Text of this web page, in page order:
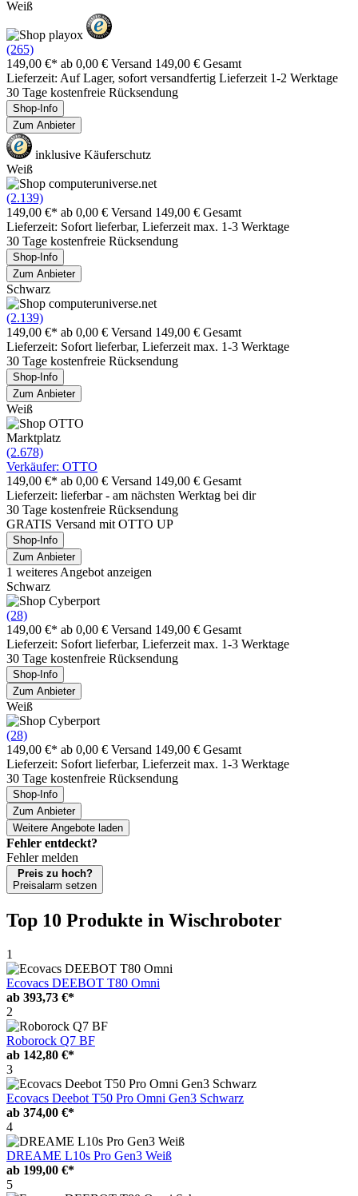
Weiß
(265)
149,00 €* ab 0,00 € Versand 149,00 € Gesamt
Lieferzeit: Auf Lager, sofort versandfertig Lieferzeit 1-2 Werktage
30 Tage kostenfreie Rücksendung
Shop-Info
Zum Anbieter
inklusive Käuferschutz
Weiß
(2.139)
149,00 €* ab 0,00 € Versand 149,00 € Gesamt
Lieferzeit: Sofort lieferbar, Lieferzeit max. 1-3 Werktage
30 Tage kostenfreie Rücksendung
Shop-Info
Zum Anbieter
Schwarz
(2.139)
149,00 €* ab 0,00 € Versand 149,00 € Gesamt
Lieferzeit: Sofort lieferbar, Lieferzeit max. 1-3 Werktage
30 Tage kostenfreie Rücksendung
Shop-Info
Zum Anbieter
Weiß
Marktplatz
(2.678)
Verkäufer: OTTO
149,00 €* ab 0,00 € Versand 149,00 € Gesamt
Lieferzeit: lieferbar - am nächsten Werktag bei dir
30 Tage kostenfreie Rücksendung
GRATIS Versand mit OTTO UP
Shop-Info
Zum Anbieter
1 weiteres Angebot anzeigen
Schwarz
(28)
149,00 €* ab 0,00 € Versand 149,00 € Gesamt
Lieferzeit: Sofort lieferbar, Lieferzeit max. 1-3 Werktage
30 Tage kostenfreie Rücksendung
Shop-Info
Zum Anbieter
Weiß
(28)
149,00 €* ab 0,00 € Versand 149,00 € Gesamt
Lieferzeit: Sofort lieferbar, Lieferzeit max. 1-3 Werktage
30 Tage kostenfreie Rücksendung
Shop-Info
Zum Anbieter
Weitere Angebote laden
Fehler entdeckt?
Fehler melden
Preis zu hoch?
Preisalarm setzen
Top 10 Produkte in Wischroboter
1
Ecovacs DEEBOT T80 Omni
ab 393,73 €*
2
Roborock Q7 BF
ab 142,80 €*
3
Ecovacs Deebot T50 Pro Omni Gen3 Schwarz
ab 374,00 €*
4
DREAME L10s Pro Gen3 Weiß
ab 199,00 €*
5